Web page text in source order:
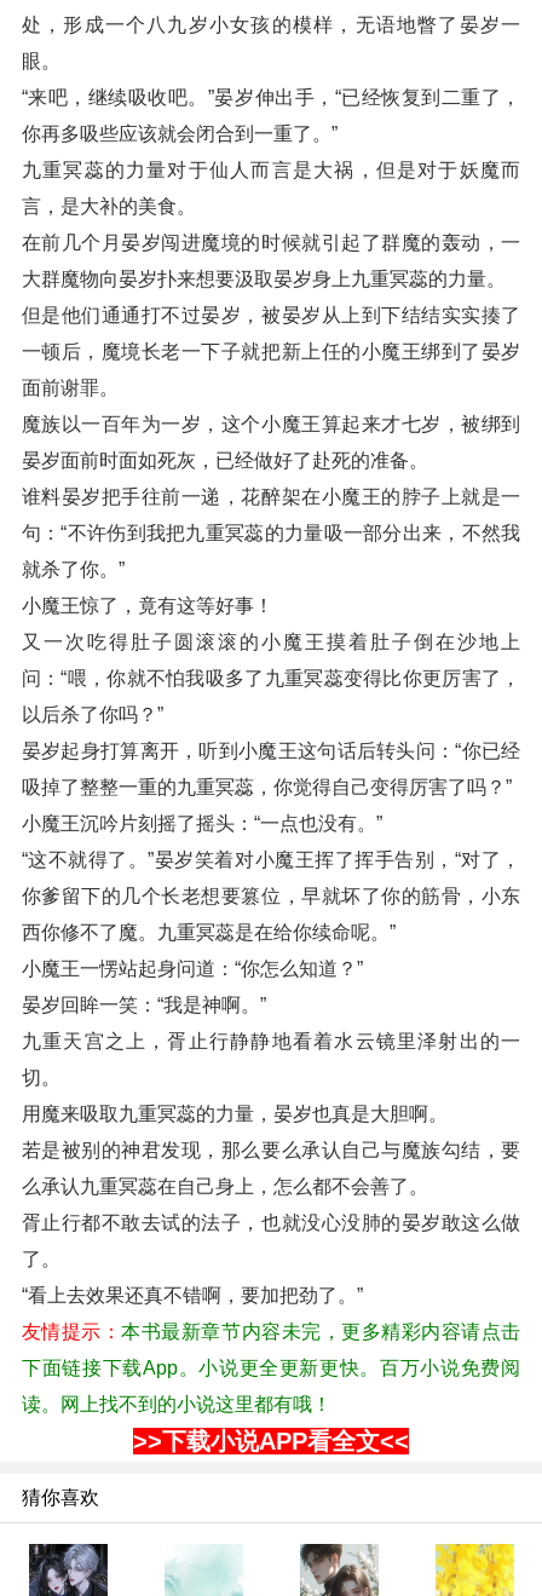
处，形成一个八九岁小女孩的模样，无语地瞥了晏岁一
眼。
“来吧，继续吸收吧。”晏岁伸出手，“已经恢复到二重了，
你再多吸些应该就会闭合到一重了。”
九重冥蕊的力量对于仙人而言是大祸，但是对于妖魔而
言，是大补的美食。
在前几个月晏岁闯进魔境的时候就引起了群魔的轰动，一
大群魔物向晏岁扑来想要汲取晏岁身上九重冥蕊的力量。
但是他们通通打不过晏岁，被晏岁从上到下结结实实揍了
一顿后，魔境长老一下子就把新上任的小魔王绑到了晏岁
面前谢罪。
魔族以一百年为一岁，这个小魔王算起来才七岁，被绑到
晏岁面前时面如死灰，已经做好了赴死的准备。
谁料晏岁把手往前一递，花醉架在小魔王的脖子上就是一
句：“不许伤到我把九重冥蕊的力量吸一部分出来，不然我
就杀了你。”
小魔王惊了，竟有这等好事！
又一次吃得肚子圆滚滚的小魔王摸着肚子倒在沙地上
问：“喂，你就不怕我吸多了九重冥蕊变得比你更厉害了，
以后杀了你吗？”
晏岁起身打算离开，听到小魔王这句话后转头问：“你已经
吸掉了整整一重的九重冥蕊，你觉得自己变得厉害了吗？”
小魔王沉吟片刻摇了摇头：“一点也没有。”
“这不就得了。”晏岁笑着对小魔王挥了挥手告别，“对了，
你爹留下的几个长老想要篡位，早就坏了你的筋骨，小东
西你修不了魔。九重冥蕊是在给你续命呢。”
小魔王一愣站起身问道：“你怎么知道？”
晏岁回眸一笑：“我是神啊。”
九重天宫之上，胥止行静静地看着水云镜里泽射出的一
切。
用魔来吸取九重冥蕊的力量，晏岁也真是大胆啊。
若是被别的神君发现，那么要么承认自己与魔族勾结，要
么承认九重冥蕊在自己身上，怎么都不会善了。
胥止行都不敢去试的法子，也就没心没肺的晏岁敢这么做
了。
“看上去效果还真不错啊，要加把劲了。”
友情提示：本书最新章节内容未完，更多精彩内容请点击
下面链接下载App。小说更全更新更快。百万小说免费阅
读。网上找不到的小说这里都有哦！
>>下载小说APP看全文<<
猜你喜欢